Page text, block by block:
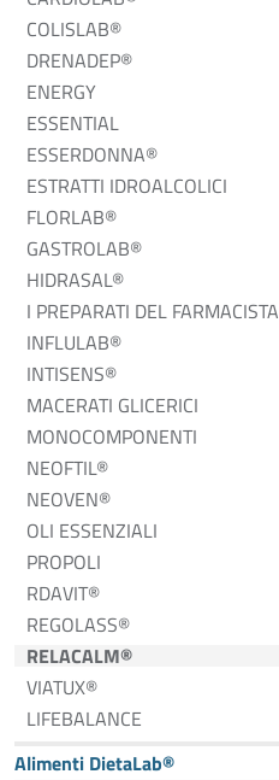
COLISLAB®
DRENADEP®
ENERGY
ESSENTIAL
ESSERDONNA®
ESTRATTI IDROALCOLICI
FLORLAB®
GASTROLAB®
HIDRASAL®
I PREPARATI DEL FARMACISTA
INFLULAB®
INTISENS®
MACERATI GLICERICI
MONOCOMPONENTI
NEOFTIL®
NEOVEN®
OLI ESSENZIALI
PROPOLI
RDAVIT®
REGOLASS®
RELACALM®
VIATUX®
LIFEBALANCE
Alimenti DietaLab®